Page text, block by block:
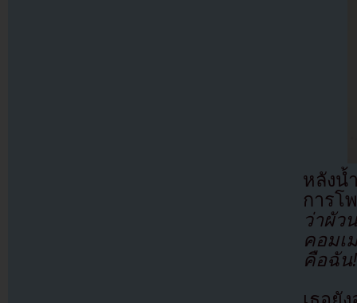
หลังน้
การโ
ว่าผัว
คอมเ
คือฉัน